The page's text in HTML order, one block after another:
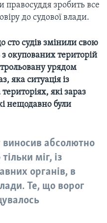
зробить все
до судової влади.
сто судів змінили свою
з окупованих територій
урядом
яка ситуація із
які зараз
нещодавно були
виносив абсолютно
міг, із
органів, в
Те, що ворог